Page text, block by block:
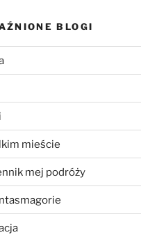
BLOGI
mieście
mej podróży